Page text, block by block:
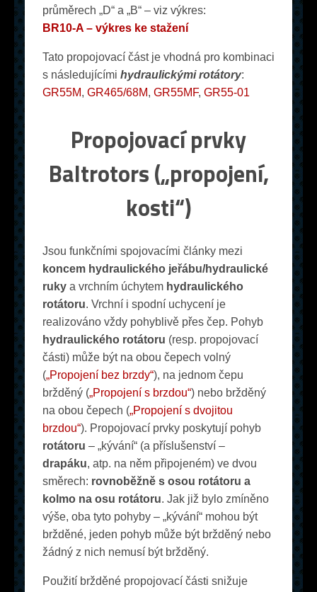
průměrech „D“ a „B“ – viz výkres:
BR10-A – výkres ke stažení
Tato propojovací část je vhodná pro kombinaci
s následujícími hydraulickými rotátory:
GR55M, GR465/68M, GR55MF, GR55-01
Propojovací prvky
Baltrotors („propojení,
kosti“)
Jsou funkčními spojovacími články mezi
koncem hydraulického jeřábu/hydraulické
ruky a vrchním úchytem hydraulického
rotátoru. Vrchní i spodní uchycení je
realizováno vždy pohyblivě přes čep. Pohyb
hydraulického rotátoru (resp. propojovací
části) může být na obou čepech volný
(„Propojení bez brzdy“), na jednom čepu
bržděný („Propojení s brzdou“) nebo bržděný
na obou čepech („Propojení s dvojitou
brzdou“). Propojovací prvky poskytují pohyb
rotátoru – „kývání“ (a příslušenství –
drapáku, atp. na něm připojeném) ve dvou
směrech: rovnoběžně s osou rotátoru a
kolmo na osu rotátoru. Jak již bylo zmíněno
výše, oba tyto pohyby – „kývání“ mohou být
bržděné, jeden pohyb může být bržděný nebo
žádný z nich nemusí být bržděný.
Použití bržděné propojovací části snižuje